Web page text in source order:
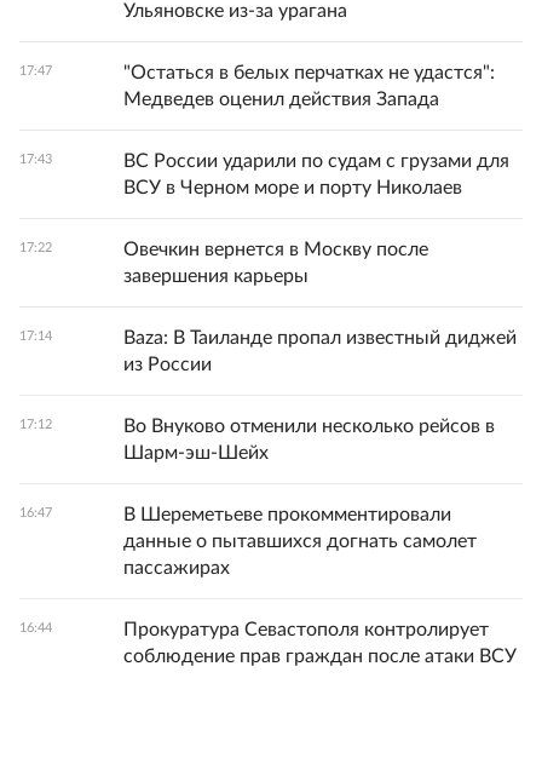
Ульяновске из-за урагана
17:47
"Остаться в белых перчатках не удастся":
Медведев оценил действия Запада
17:43
ВС России ударили по судам с грузами для
ВСУ в Черном море и порту Николаев
17:22
Овечкин вернется в Москву после
завершения карьеры
17:14
Baza: В Таиланде пропал известный диджей
из России
17:12
Во Внуково отменили несколько рейсов в
Шарм-эш-Шейх
16:47
В Шереметьеве прокомментировали
данные о пытавшихся догнать самолет
пассажирах
16:44
Прокуратура Севастополя контролирует
соблюдение прав граждан после атаки ВСУ